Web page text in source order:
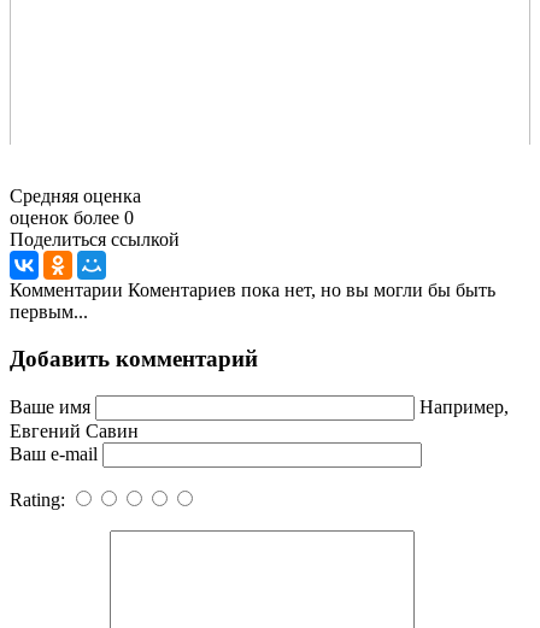
Средняя оценка
оценок более 0
Поделиться ссылкой
Комментарии Коментариев пока нет, но вы могли бы быть
первым...
Добавить комментарий
Ваше имя
Например,
Евгений Савин
Ваш e-mail
Rating: